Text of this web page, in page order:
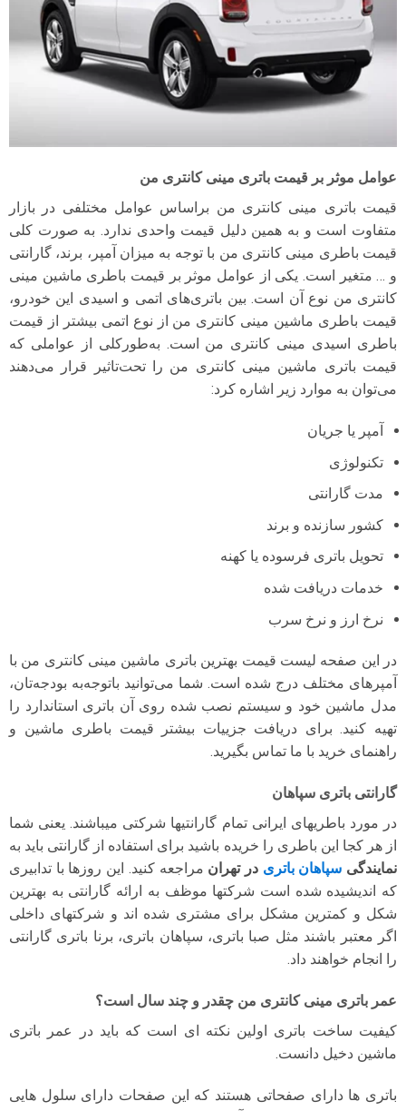
عوامل موثر بر قیمت باتری مینی کانتری من
قیمت باتری مینی کانتری من بر‌اساس عوامل مختلفی در بازار
متفاوت است و به همین دلیل قیمت واحدی ندارد. به صورت کلی
قیمت باطری مینی کانتری من با توجه به میزان آمپر، برند، گارانتی
و … متغیر است. یکی از عوامل موثر بر قیمت باطری ماشین مینی
کانتری من نوع آن است. بین باتری‌های اتمی و اسیدی این خودرو،
قیمت باطری ماشین مینی کانتری من از نوع اتمی بیشتر از قیمت
باطری اسیدی مینی کانتری من است. به‌طورکلی از عواملی که
قیمت باتری ماشین مینی کانتری من را تحت‌تاثیر قرار می‌دهند
می‌توان به موارد زیر اشاره کرد:
آمپر یا جریان
تکنولوژی
مدت گارانتی
کشور سازنده و برند
تحویل باتری فرسوده یا کهنه
خدمات دریافت شده
نرخ ارز و نرخ سرب
در این صفحه لیست قیمت بهترین باتری ماشین مینی کانتری من با
آمپرهای مختلف درج شده است. شما می‌توانید با‌توجه‌به بودجه‌تان،
مدل ماشین خود و سیستم نصب شده روی آن باتری استاندارد را
تهیه کنید. برای دریافت جزییات بیشتر قیمت باطری ماشین و
راهنمای خرید با ما تماس بگیرید.
گارانتی باتری سپاهان
در مورد باطریهای ایرانی تمام گارانتیها شرکتی میباشند. یعنی شما
از هر کجا این باطری را خریده باشید برای استفاده از گارانتی باید به
نمایندگی سپاهان باتری در تهران مراجعه کنید. این روزها با تدابیری
که اندیشیده شده است شرکتها موظف به ارائه گارانتی به بهترین
شکل و کمترین مشکل برای مشتری شده اند و شرکتهای داخلی
اگر معتبر باشند مثل صبا باتری، سپاهان باتری، برنا باتری گارانتی
را انجام خواهند داد.
عمر باتری مینی کانتری من چقدر و چند سال است؟
کیفیت ساخت باتری اولین نکته ای است که باید در عمر باتری
ماشین دخیل دانست.
باتری ها دارای صفحاتی هستند که این صفحات دارای سلول هایی